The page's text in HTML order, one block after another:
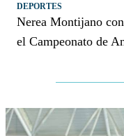
DEPORTES
Nerea Montijano
el Campeonato de